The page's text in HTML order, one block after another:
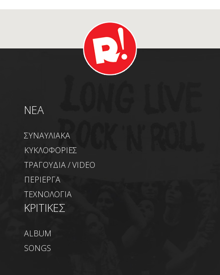
NEA
ΣΥΝΑΥΛΙΑΚΑ
ΚΥΚΛΟΦΟΡΙΕΣ
ΤΡΑΓΟΥΔΙΑ / VIDEO
ΠΕΡΙΕΡΓΑ
ΤΕΧΝΟΛΟΓΙΑ
ΚΡΙΤΙΚΕΣ
ALBUM
SONGS